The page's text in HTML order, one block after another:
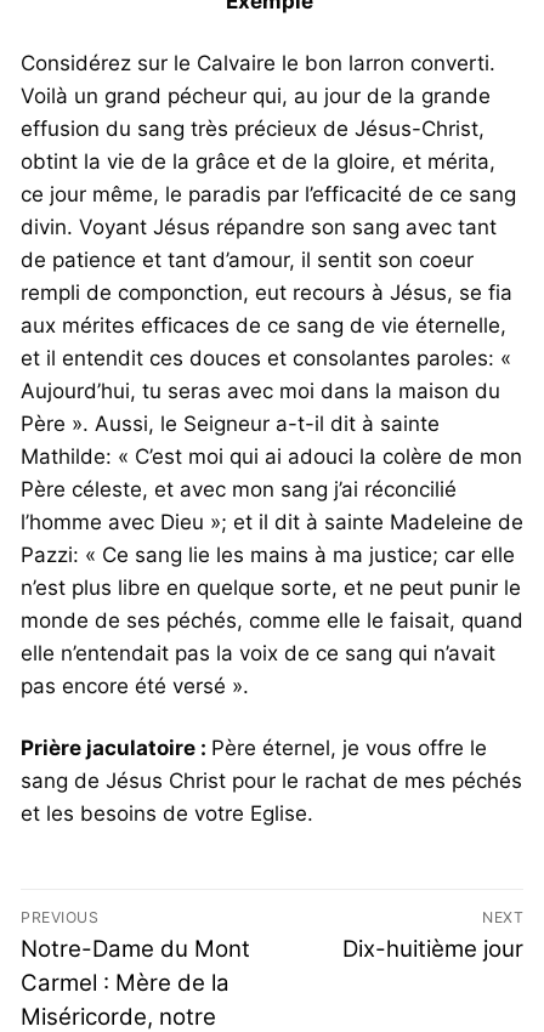
Considérez sur le Calvaire le bon larron converti.
Voilà un grand pécheur qui, au jour de la grande
effusion du sang très précieux de Jésus-Christ,
obtint la vie de la grâce et de la gloire, et mérita,
ce jour même, le paradis par l’efficacité de ce sang
divin. Voyant Jésus répandre son sang avec tant
de patience et tant d’amour, il sentit son coeur
rempli de componction, eut recours à Jésus, se fia
aux mérites efficaces de ce sang de vie éternelle,
et il entendit ces douces et consolantes paroles: «
Aujourd’hui, tu seras avec moi dans la maison du
Père ». Aussi, le Seigneur a-t-il dit à sainte
Mathilde: « C’est moi qui ai adouci la colère de mon
Père céleste, et avec mon sang j’ai réconcilié
l’homme avec Dieu »; et il dit à sainte Madeleine de
Pazzi: « Ce sang lie les mains à ma justice; car elle
n’est plus libre en quelque sorte, et ne peut punir le
monde de ses péchés, comme elle le faisait, quand
elle n’entendait pas la voix de ce sang qui n’avait
pas encore été versé ».
Prière jaculatoire : Père éternel, je vous offre le
sang de Jésus Christ pour le rachat de mes péchés
et les besoins de votre Eglise.
PREVIOUS
Notre-Dame du Mont
Carmel : Mère de la
Miséricorde, notre
NEXT
Dix-huitième jour